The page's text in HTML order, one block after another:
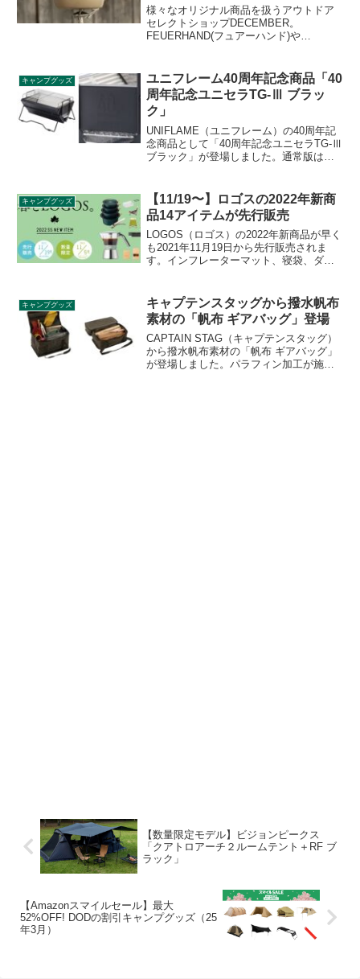
様々なオリジナル商品を扱うアウトドア
セレクトショップDECEMBER。
FEUERHAND(フュアーハンド)や
ています。2020年9月28日の21時から販
売されたケトルが気になっており、詳細
をレビューします。
キャンプグッズ
ユニフレーム40周年記念商品「40
周年記念ユニセラTG-Ⅲ ブラッ
ク」
UNIFLAME（ユニフレーム）の40周年記
念商品として「40周年記念ユニセラTG-Ⅲ
ブラック」が登場しました。通常版はス
で統一された限定商品で、側壁に40周年
記念ロゴも配置されています。詳細をレ
ビューします。
キャンプグッズ
【11/19〜】ロゴスの2022年新商
品14アイテムが先行販売
LOGOS（ロゴス）の2022年新商品が早く
も2021年11月19日から先行販売されま
す。インフレーターマット、寝袋、ダッ
細をレビューします。
キャンプグッズ
キャプテンスタッグから撥水帆布
素材の「帆布 ギアバッグ」登場
CAPTAIN STAG（キャプテンスタッグ）
から撥水帆布素材の「帆布 ギアバッグ」
が登場しました。パラフィン加工が施さ
【数量限定モデル】ビジョンピークス
「クアトロアーチ２ルームテント＋RF ブ
ラック」
【Amazonスマイルセール】最大
52%OFF! DODの割引キャンプグッズ（25
年3月）